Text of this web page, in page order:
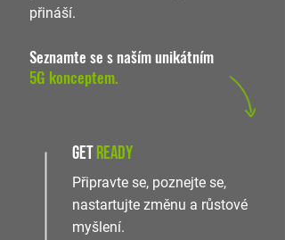
přináší.
Seznamte se s naším unikátním
5G konceptem.
getREADY
Připravte se, poznejte se,
nastartujte změnu a růstové
myšlení.